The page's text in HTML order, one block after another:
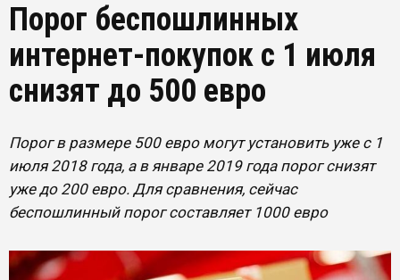
Порог беспошлинных
интернет-покупок с 1 июля
снизят до 500 евро
Порог в размере 500 евро могут установить уже с 1
июля 2018 года, а в январе 2019 года порог снизят
уже до 200 евро. Для сравнения, сейчас
беспошлинный порог составляет 1000 евро